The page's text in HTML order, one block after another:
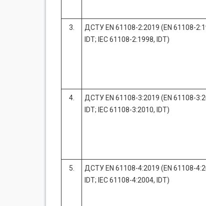
3.
ДСТУ EN 61108-2:2019 (EN 61108-
IDT; IEC 61108-2:1998, IDT)
4.
ДСТУ EN 61108-3:2019 (EN 61108-
IDT; IEC 61108-3:2010, IDT)
5.
ДСТУ EN 61108-4:2019 (EN 61108-
IDT; IEC 61108-4:2004, IDT)